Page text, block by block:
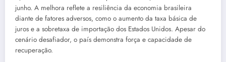
junho. A melhora reflete a resiliência da economia brasileira
diante de fatores adversos, como o aumento da taxa básica de
juros e a sobretaxa de importação dos Estados Unidos. Apesar do
cenário desafiador, o país demonstra força e capacidade de
recuperação.